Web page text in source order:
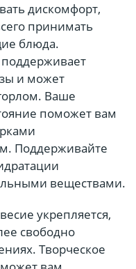
дискомфорт,
принимать
блюда.
и может
Ваше
поможет вам
Поддерживайте
веществами.
укрепляется,
свободно
Творческое